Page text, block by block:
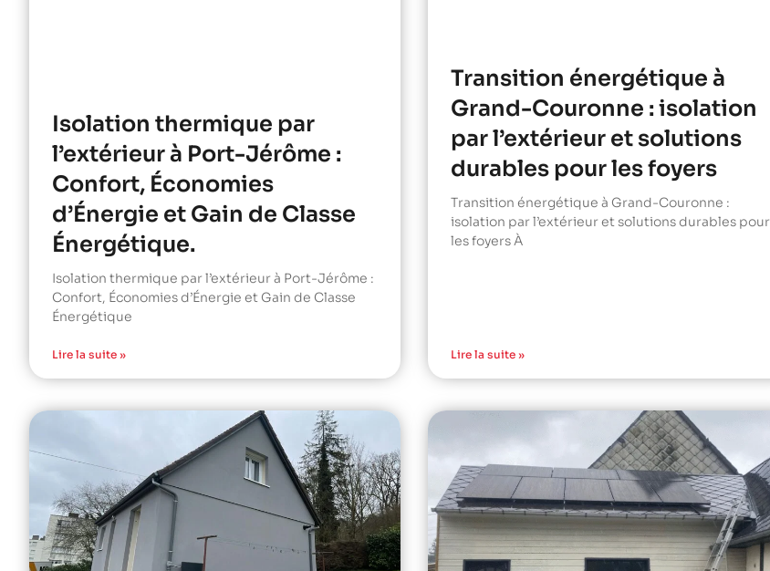
Isolation thermique par
l’extérieur à Port-Jérôme :
Confort, Économies
d’Énergie et Gain de Classe
Énergétique.
Isolation thermique par l’extérieur à Port-Jérôme :
Confort, Économies d’Énergie et Gain de Classe
Énergétique
Lire la suite »
Transition énergétique à
Grand-Couronne : isolation
par l’extérieur et solutions
durables pour les foyers
Transition énergétique à Grand-Couronne :
isolation par l’extérieur et solutions durables pour
les foyers À
Lire la suite »